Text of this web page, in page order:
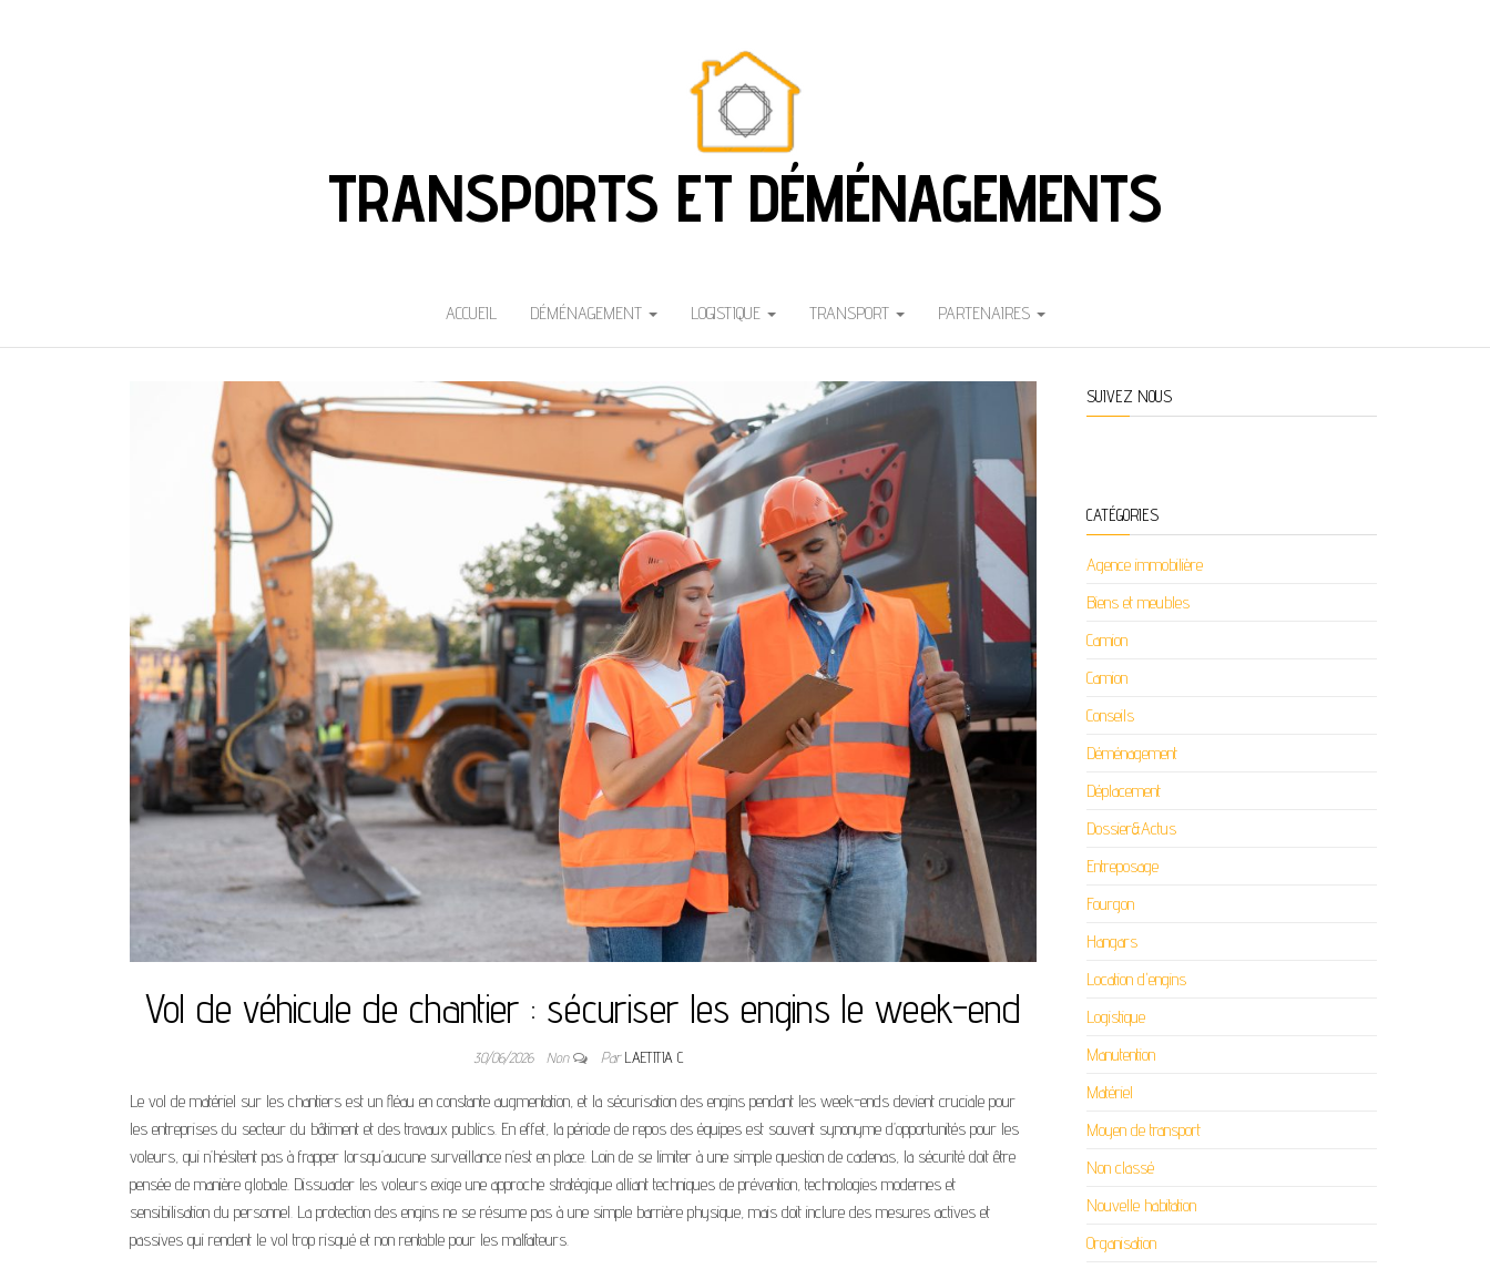
TRANSPORTS ET DÉMÉNAGEMENTS
ACCUEIL DÉMÉNAGEMENT LOGISTIQUE TRANSPORT PARTENAIRES
Vol de véhicule de chantier : sécuriser les engins le week-end
30/06/2026 Non ParLAETITIA C
Le vol de matériel sur les chantiers est un fléau en constante augmentation, et la sécurisation des engins pendant les week-ends devient cruciale pour
les entreprises du secteur du bâtiment et des travaux publics. En effet, la période de repos des équipes est souvent synonyme d’opportunités pour les
voleurs, qui n’hésitent pas à frapper lorsqu’aucune surveillance n’est en place. Loin de se limiter à une simple question de cadenas, la sécurité doit être
pensée de manière globale. Dissuader les voleurs exige une approche stratégique alliant techniques de prévention, technologies modernes et
sensibilisation du personnel. La protection des engins ne se résume pas à une simple barrière physique, mais doit inclure des mesures actives et
passives qui rendent le vol trop risqué et non rentable pour les malfaiteurs.
SUIVEZ NOUS
CATÉGORIES
Agence immobilière
Biens et meubles
Camion
Camion
Conseils
Déménagement
Déplacement
Dossier&Actus
Entreposage
Fourgon
Hangars
Location d'engins
Logistique
Manutention
Matériel
Moyen de transport
Non classé
Nouvelle habitation
Organisation